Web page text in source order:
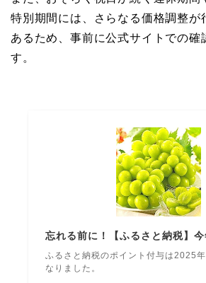
特別期間には、さらなる価格調整が
あるため、事前に公式サイトでの確
す。
忘れる前に！【ふるさと納税】今
ふるさと納税のポイント付与は2025
なりました。